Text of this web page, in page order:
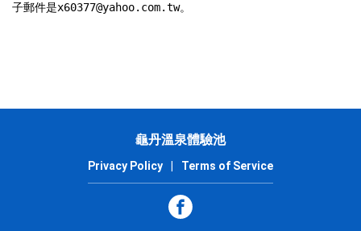
子郵件是x60377@yahoo.com.tw。
龜丹溫泉體驗池
Privacy Policy Terms of Service